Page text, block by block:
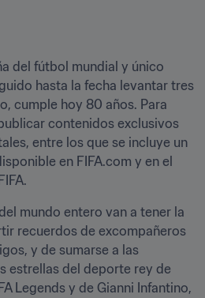
del fútbol mundial y único
hasta la fecha levantar tres
cumple hoy 80 años. Para
contenidos exclusivos
entre los que se incluye un
en FIFA.com y en el
mundo entero van a tener la
recuerdos de excompañeros
y de sumarse a las
estrellas del deporte rey de
Legends y de Gianni Infantino,